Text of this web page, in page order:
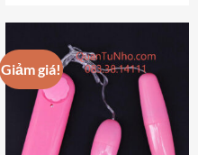
có
nhiều
biến
thể.
Các
tùy
Giảm giá!